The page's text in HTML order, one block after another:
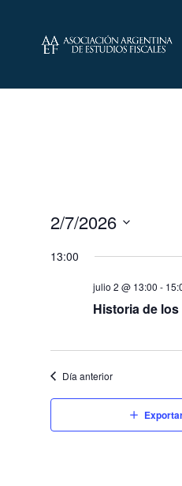
2/7/2026
fecha.
13:00
julio 2 @ 13:00 -
Historia de
Día anterior